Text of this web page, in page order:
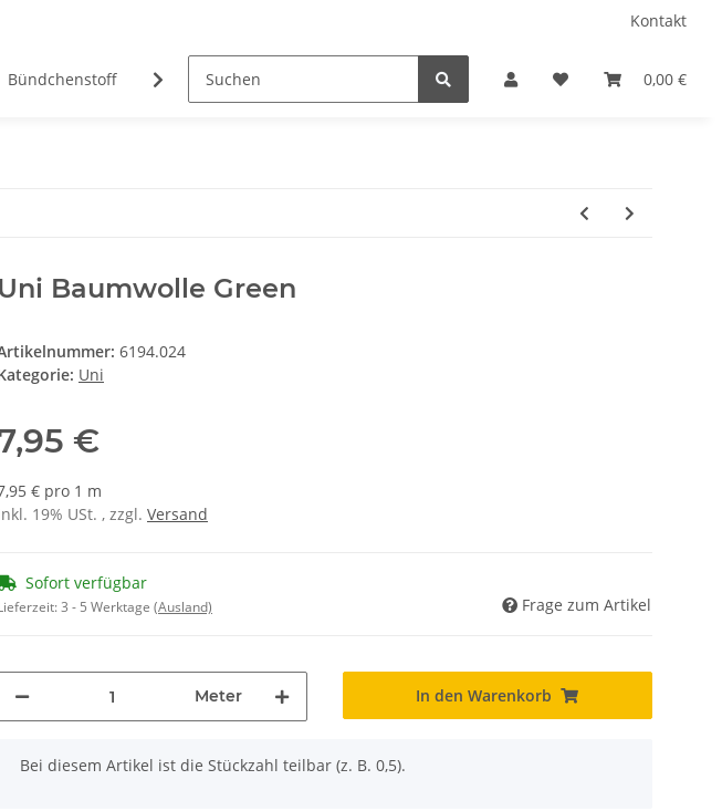
Kontakt
0,00 €
Bündchenstoff Canvas Fellimitat Tierdruck Filz 3 MM
Uni Baumwolle Green
6194.024
Uni
€
€ pro 1 m
19% USt. , zzgl. Versand
Sofort verfügbar
3 - 5 Werktage (Ausland) Frage zum Artikel
Meter In den Warenkorb
x
Bei diesem Artikel ist die Stückzahl teilbar (z. B. 0,5).